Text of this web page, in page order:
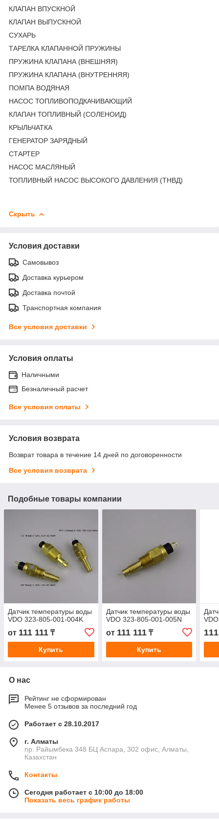
КЛАПАН ВПУСКНОЙ
КЛАПАН ВЫПУСКНОЙ
СУХАРЬ
ТАРЕЛКА КЛАПАННОЙ ПРУЖИНЫ
ПРУЖИНА КЛАПАНА (ВНЕШНЯЯ)
ПРУЖИНА КЛАПАНА (ВНУТРЕННЯЯ)
ПОМПА ВОДЯНАЯ
НАСОС ТОПЛИВОПОДКАЧИВАЮЩИЙ
КЛАПАН ТОПЛИВНЫЙ (СОЛЕНОИД)
КРЫЛЬЧАТКА
ГЕНЕРАТОР ЗАРЯДНЫЙ
СТАРТЕР
НАСОС МАСЛЯНЫЙ
ТОПЛИВНЫЙ НАСОС ВЫСОКОГО ДАВЛЕНИЯ (ТНВД)
Скрыть
Условия доставки
Самовывоз
Доставка курьером
Доставка почтой
Транспортная компания
Все условия доставки
Условия оплаты
Наличными
Безналичный расчет
Все условия оплаты
Условия возврата
Возврат товара в течение 14 дней по договоренности
Все условия возврата
Подобные товары компании
Датчик температуры воды
VDO 323-805-001-004K
от 111 111 ₸
Купить
Датчик температуры воды
VDO 323-805-001-005N
от 111 111₸
Купить
О нас
Рейтинг не сформирован
Менее 5 отзывов за последний год
Работает с 28.10.2017
г. Алматы
пр. Райымбека 348 БЦ Аспара, 302 офис, Алматы,
Казахстан
Контакты
Сегодня работает с 10:00 до 18:00
Показать весь график работы